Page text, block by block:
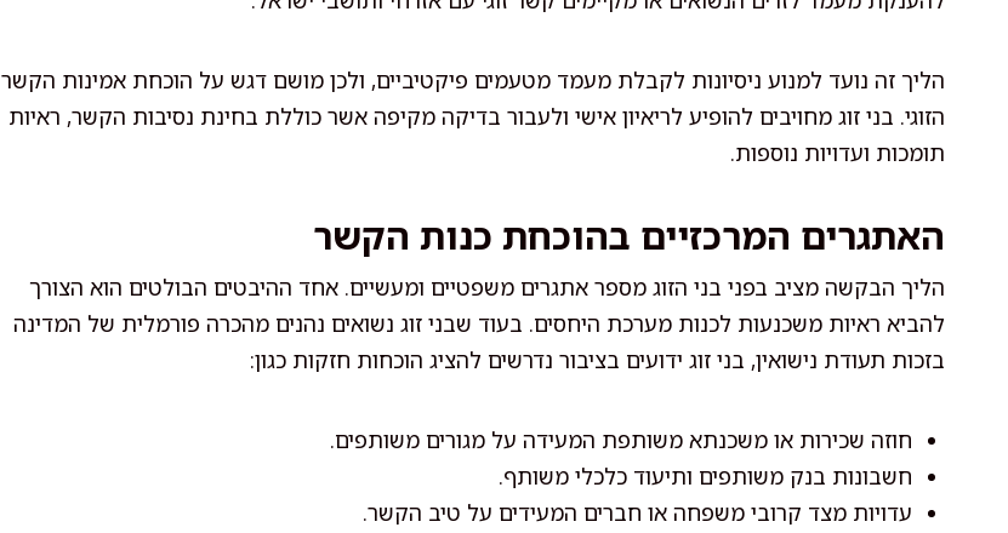
הליך זה נועד למנוע ניסיונות לקבלת מעמד מטעמים פיקטיביים, ולכן מושם דגש על הוכחת אמינות הקשר
הזוגי. בני זוג מחויבים להופיע לריאיון אישי ולעבור בדיקה מקיפה אשר כוללת בחינת נסיבות הקשר, ראיות
תומכות ועדויות נוספות.
האתגרים המרכזיים בהוכחת כנות הקשר
הליך הבקשה מציב בפני בני הזוג מספר אתגרים משפטיים ומעשיים. אחד ההיבטים הבולטים הוא הצורך
להביא ראיות משכנעות לכנות מערכת היחסים. בעוד שבני זוג נשואים נהנים מהכרה פורמלית של המדינה
בזכות תעודת נישואין, בני זוג ידועים בציבור נדרשים להציג הוכחות חזקות כגון:
חוזה שכירות או משכנתא משותפת המעידה על מגורים משותפים.
חשבונות בנק משותפים ותיעוד כלכלי משותף.
עדויות מצד קרובי משפחה או חברים המעידים על טיב הקשר.